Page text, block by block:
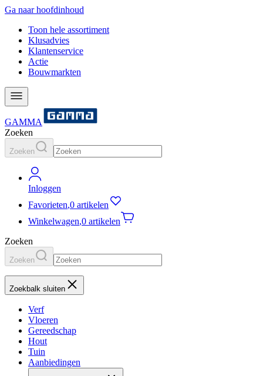
Ga naar hoofdinhoud
Toon hele assortiment
Klusadvies
Klantenservice
Actie
Bouwmarkten
GAMMA
Zoeken
Zoeken
Inloggen
Favorieten,0 artikelen
Winkelwagen,0 artikelen
Zoeken
Zoeken
Zoekbalk sluiten
Verf
Vloeren
Gereedschap
Hout
Tuin
Aanbiedingen